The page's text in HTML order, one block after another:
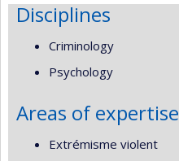
Disciplines
Criminology
Psychology
Areas of expertise
Extrémisme violent